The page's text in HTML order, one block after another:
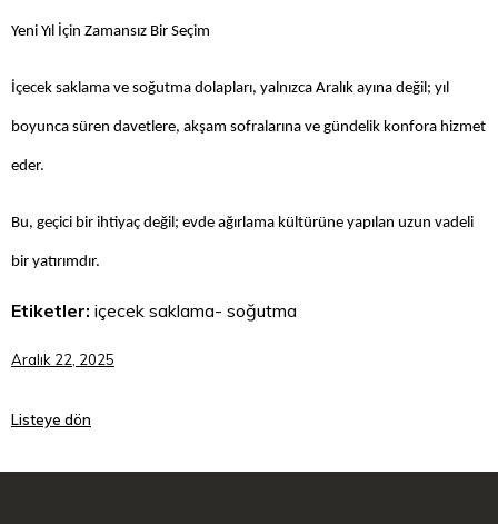
Yeni Yıl İçin Zamansız Bir Seçim
İçecek saklama ve soğutma dolapları, yalnızca Aralık ayına değil; yıl
boyunca süren davetlere, akşam sofralarına ve gündelik konfora hizmet
eder.
Bu, geçici bir ihtiyaç değil; evde ağırlama kültürüne yapılan uzun vadeli
bir yatırımdır.
Etiketler: içecek saklama- soğutma
Aralık 22, 2025
Listeye dön